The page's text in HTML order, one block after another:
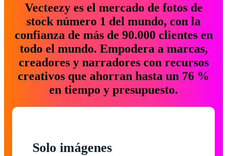
Vecteezy es el mercado de fotos de
stock número 1 del mundo, con la
confianza de más de 90.000 clientes en
todo el mundo. Empodera a marcas,
creadores y narradores con recursos
creativos que ahorran hasta un 76 %
en tiempo y presupuesto.
Solo imágenes